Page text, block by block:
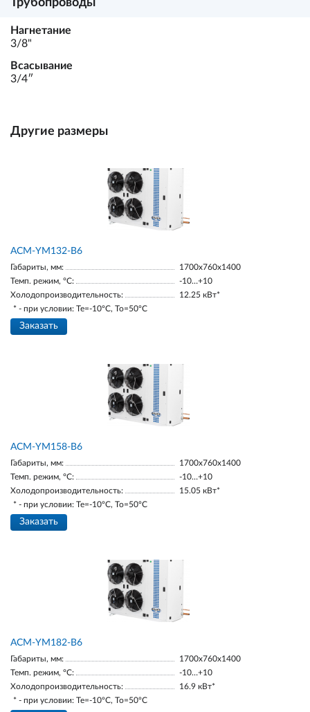
Трубопроводы
Нагнетание
3/8"
Всасывание
3/4ʺ
Другие размеры
АСМ-YM132-В6
Габариты, мм:
1700х760х1400
Темп. режим, °С:
-10…+10
Холодопроизводительность:
12.25 кВт*
* - при условии: Te=-10ºC, To=50ºC
Заказать
АСМ-YM158-В6
Габариты, мм:
1700х760х1400
Темп. режим, °С:
-10…+10
Холодопроизводительность:
15.05 кВт*
* - при условии: Te=-10ºC, To=50ºC
Заказать
АСМ-YM182-В6
Габариты, мм:
1700х760х1400
Темп. режим, °С:
-10…+10
Холодопроизводительность:
16.9 кВт*
* - при условии: Te=-10ºC, To=50ºC